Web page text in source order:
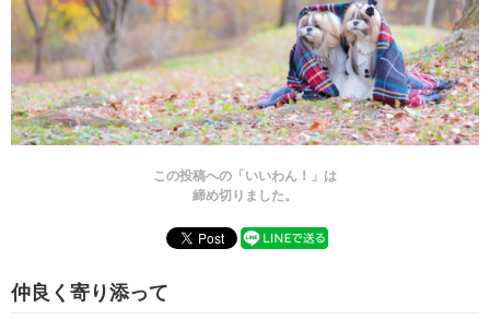
この投稿への「いいわん！」は
締め切りました。
仲良く寄り添って